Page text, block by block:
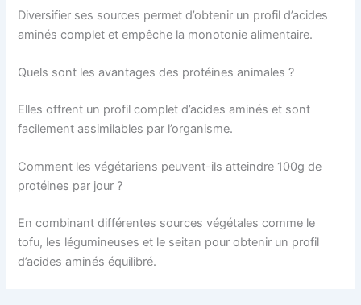
Diversifier ses sources permet d’obtenir un profil d’acides
aminés complet et empêche la monotonie alimentaire.
Quels sont les avantages des protéines animales ?
Elles offrent un profil complet d’acides aminés et sont
facilement assimilables par l’organisme.
Comment les végétariens peuvent-ils atteindre 100g de
protéines par jour ?
En combinant différentes sources végétales comme le
tofu, les légumineuses et le seitan pour obtenir un profil
d’acides aminés équilibré.